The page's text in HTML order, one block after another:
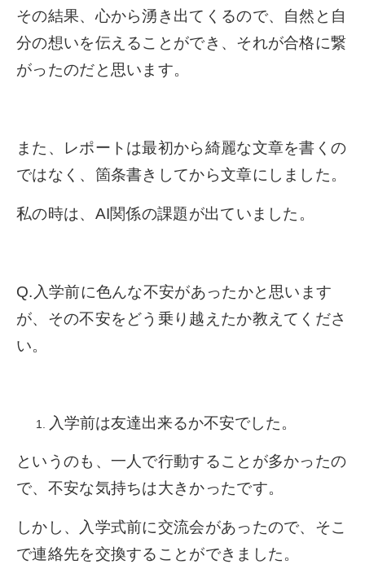
その結果、心から湧き出てくるので、自然と自
分の想いを伝えることができ、それが合格に繋
がったのだと思います。
また、レポートは最初から綺麗な文章を書くの
ではなく、箇条書きしてから文章にしました。
私の時は、AI関係の課題が出ていました。
Q.入学前に色んな不安があったかと思います
が、その不安をどう乗り越えたか教えてくださ
い。
入学前は友達出来るか不安でした。
というのも、一人で行動することが多かったの
で、不安な気持ちは大きかったです。
しかし、入学式前に交流会があったので、そこ
で連絡先を交換することができました。